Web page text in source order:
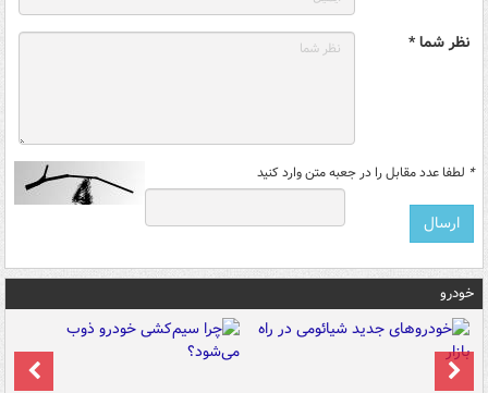
نظر شما *
* لطفا عدد مقابل را در جعبه متن وارد کنید
خودرو